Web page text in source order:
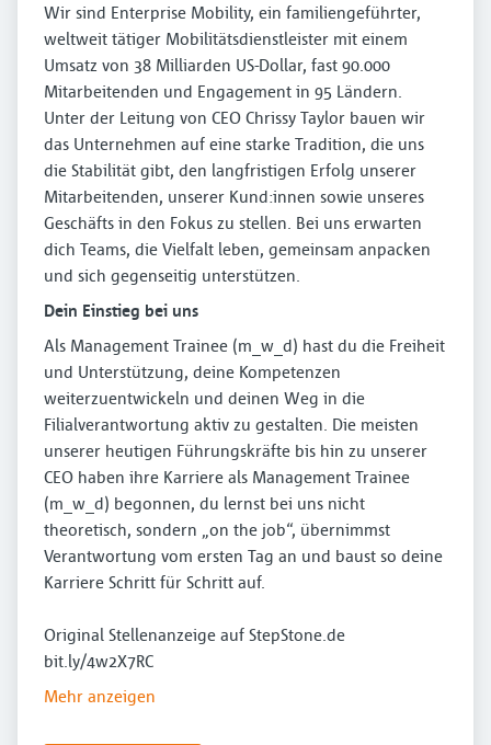
Wir sind Enterprise Mobility, ein familiengeführter,
weltweit tätiger Mobilitätsdienstleister mit einem
Umsatz von 38 Milliarden US-Dollar, fast 90.000
Mitarbeitenden und Engagement in 95 Ländern.
Unter der Leitung von CEO Chrissy Taylor bauen wir
das Unternehmen auf eine starke Tradition, die uns
die Stabilität gibt, den langfristigen Erfolg unserer
Mitarbeitenden, unserer Kund:innen sowie unseres
Geschäfts in den Fokus zu stellen. Bei uns erwarten
dich Teams, die Vielfalt leben, gemeinsam anpacken
und sich gegenseitig unterstützen.
Dein Einstieg bei uns
Als Management Trainee (m_w_d) hast du die Freiheit
und Unterstützung, deine Kompetenzen
weiterzuentwickeln und deinen Weg in die
Filialverantwortung aktiv zu gestalten. Die meisten
unserer heutigen Führungskräfte bis hin zu unserer
CEO haben ihre Karriere als Management Trainee
(m_w_d) begonnen, du lernst bei uns nicht
theoretisch, sondern „on the job“, übernimmst
Verantwortung vom ersten Tag an und baust so deine
Karriere Schritt für Schritt auf.
Original Stellenanzeige auf StepStone.de
bit.ly/4w2X7RC
Mehr anzeigen